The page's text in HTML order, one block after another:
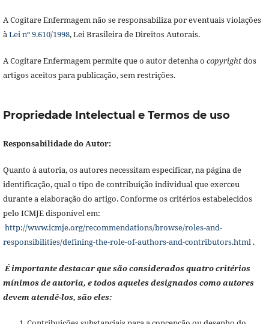
A Cogitare Enfermagem não se responsabiliza por eventuais violações
àLei nº 9.610/1998, Lei Brasileira de Direitos Autorais.
A Cogitare Enfermagem permite que o autor detenha o copyrightdos
artigos aceitos para publicação, sem restrições.
Propriedade Intelectual e Termos de uso
Responsabilidade do Autor:
Quanto à autoria, os autores necessitam especificar, na página de
identificação, qual o tipo de contribuição individual que exerceu
durante a elaboração do artigo. Conforme os critérios estabelecidos
pelo ICMJE disponível em:
http://www.icmje.org/recommendations/browse/roles-and-
responsibilities/defining-the-role-of-authors-and-contributors.html.
É importante destacar que são considerados quatro critérios
mínimos de autoria, e todos aqueles designados como autores
devem atendê-los, são eles: